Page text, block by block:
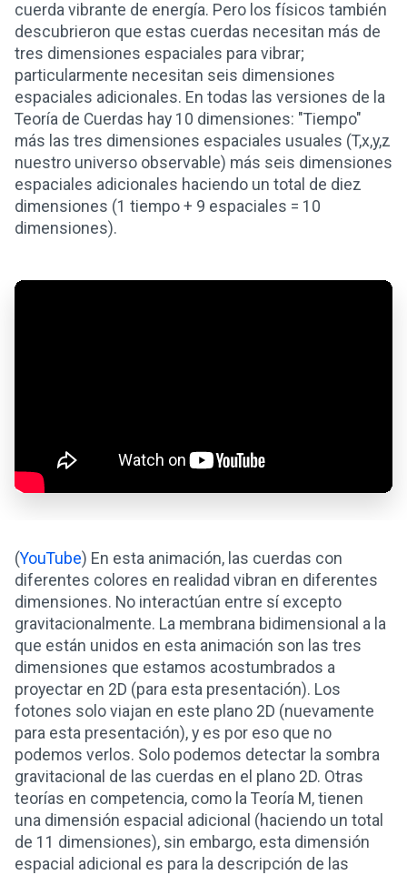
cuerda vibrante de energía. Pero los físicos también
descubrieron que estas cuerdas necesitan más de
tres dimensiones espaciales para vibrar;
particularmente necesitan seis dimensiones
espaciales adicionales. En todas las versiones de la
Teoría de Cuerdas hay 10 dimensiones: "Tiempo"
más las tres dimensiones espaciales usuales (T,x,y,z
nuestro universo observable) más seis dimensiones
espaciales adicionales haciendo un total de diez
dimensiones (1 tiempo + 9 espaciales = 10
dimensiones).
(YouTube) En esta animación, las cuerdas con
diferentes colores en realidad vibran en diferentes
dimensiones. No interactúan entre sí excepto
gravitacionalmente. La membrana bidimensional a la
que están unidos en esta animación son las tres
dimensiones que estamos acostumbrados a
proyectar en 2D (para esta presentación). Los
fotones solo viajan en este plano 2D (nuevamente
para esta presentación), y es por eso que no
podemos verlos. Solo podemos detectar la sombra
gravitacional de las cuerdas en el plano 2D. Otras
teorías en competencia, como la Teoría M, tienen
una dimensión espacial adicional (haciendo un total
de 11 dimensiones), sin embargo, esta dimensión
espacial adicional es para la descripción de las